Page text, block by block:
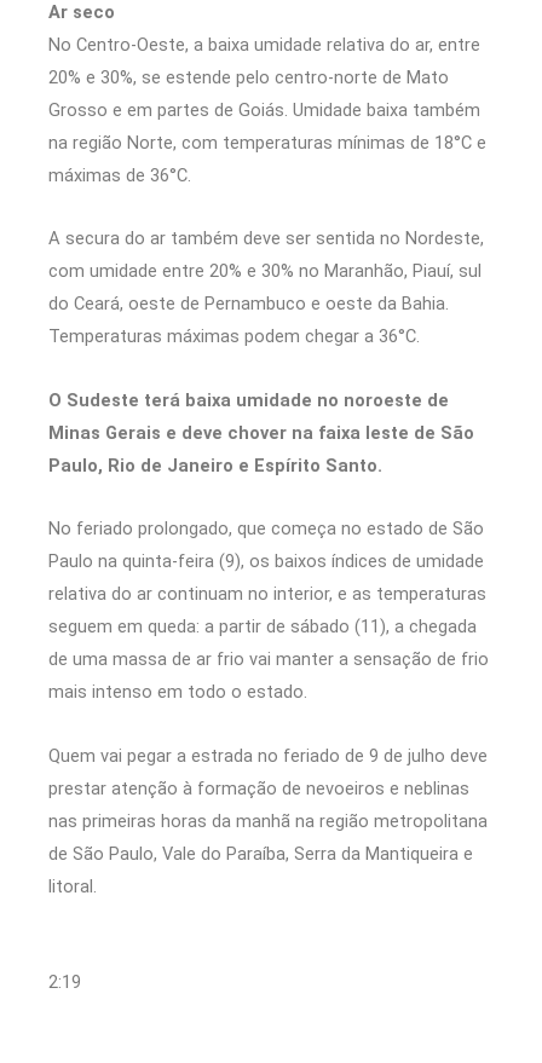
Ar seco
No Centro-Oeste, a baixa umidade relativa do ar, entre
20% e 30%, se estende pelo centro-norte de Mato
Grosso e em partes de Goiás. Umidade baixa também
na região Norte, com temperaturas mínimas de 18°C e
máximas de 36°C.
A secura do ar também deve ser sentida no Nordeste,
com umidade entre 20% e 30% no Maranhão, Piauí, sul
do Ceará, oeste de Pernambuco e oeste da Bahia.
Temperaturas máximas podem chegar a 36°C.
O Sudeste terá baixa umidade no noroeste de
Minas Gerais e deve chover na faixa leste de São
Paulo, Rio de Janeiro e Espírito Santo.
No feriado prolongado, que começa no estado de São
Paulo na quinta-feira (9), os baixos índices de umidade
relativa do ar continuam no interior, e as temperaturas
seguem em queda: a partir de sábado (11), a chegada
de uma massa de ar frio vai manter a sensação de frio
mais intenso em todo o estado.
Quem vai pegar a estrada no feriado de 9 de julho deve
prestar atenção à formação de nevoeiros e neblinas
nas primeiras horas da manhã na região metropolitana
de São Paulo, Vale do Paraíba, Serra da Mantiqueira e
litoral.
2:19